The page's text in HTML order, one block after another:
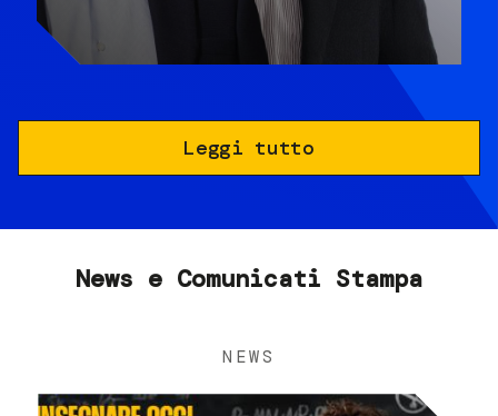
Leggi tutto
News e Comunicati Stampa
NEWS